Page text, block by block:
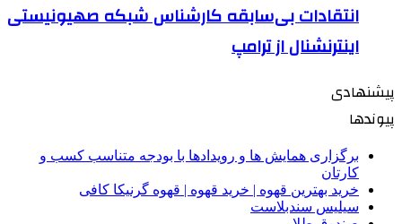
انتقادات بی‌سابقه کارشناس شبکه صهیونیستی
اینترنشنال از ترامپ
پیشنهادی
پیوندها
برگزاری همایش ها و رویدادها با بودجه متناسب کسب و
کارتان
خرید بهترین قهوه | خرید قهوه | قهوه گرنیکا کافی
سیلیس سندبلاست